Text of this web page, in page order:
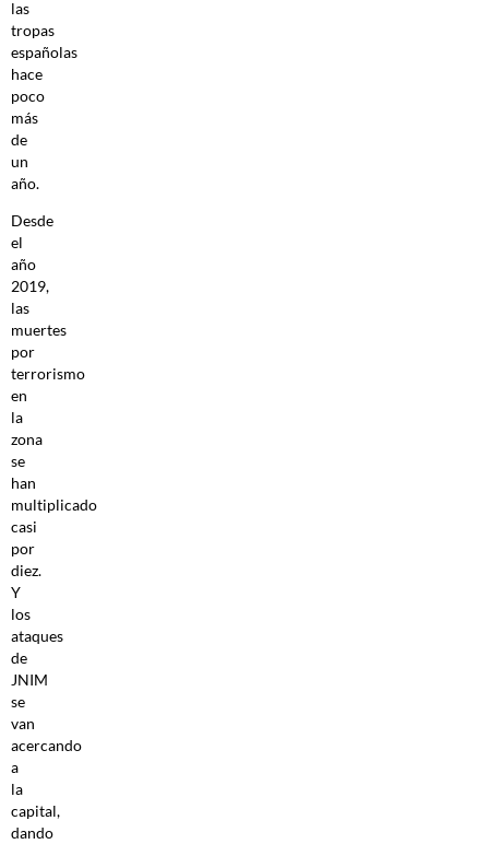
las
tropas
españolas
hace
poco
más
de
un
año.
Desde
el
año
2019,
las
muertes
por
terrorismo
en
la
zona
se
han
multiplicado
casi
por
diez.
Y
los
ataques
de
JNIM
se
van
acercando
a
la
capital,
dando